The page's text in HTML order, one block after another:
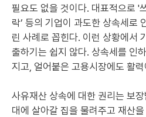
필요도 없을 것이다. 대표적으로 '
락’ 등의 기업이 과도한 상속세로
린 사례로 꼽힌다. 이런 상황에서
출하기는 쉽지 않다. 상속세를 인
지고, 얼어붙은 고용시장에도 활
사유재산 상속에 대한 권리는 보
대에 살아갈 집을 물려주고 재산